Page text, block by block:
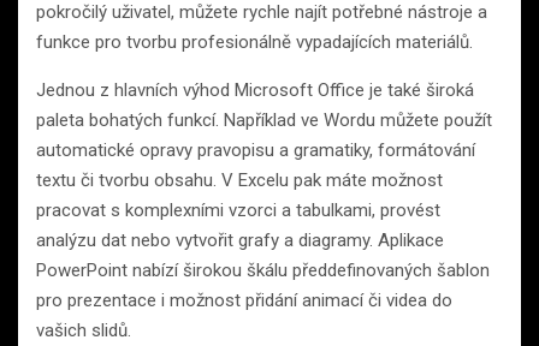
pokročilý uživatel, můžete rychle najít potřebné nástroje a
funkce pro tvorbu profesionálně vypadajících materiálů.
Jednou z hlavních výhod Microsoft Office je také široká
paleta bohatých funkcí. Například ve Wordu můžete použít
automatické opravy pravopisu a gramatiky, formátování
textu či tvorbu obsahu. V Excelu pak máte možnost
pracovat s komplexními vzorci a tabulkami, provést
analýzu dat nebo vytvořit grafy a diagramy. Aplikace
PowerPoint nabízí širokou škálu předdefinovaných šablon
pro prezentace i možnost přidání animací či videa do
vašich slidů.